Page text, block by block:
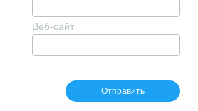
Веб-сайт